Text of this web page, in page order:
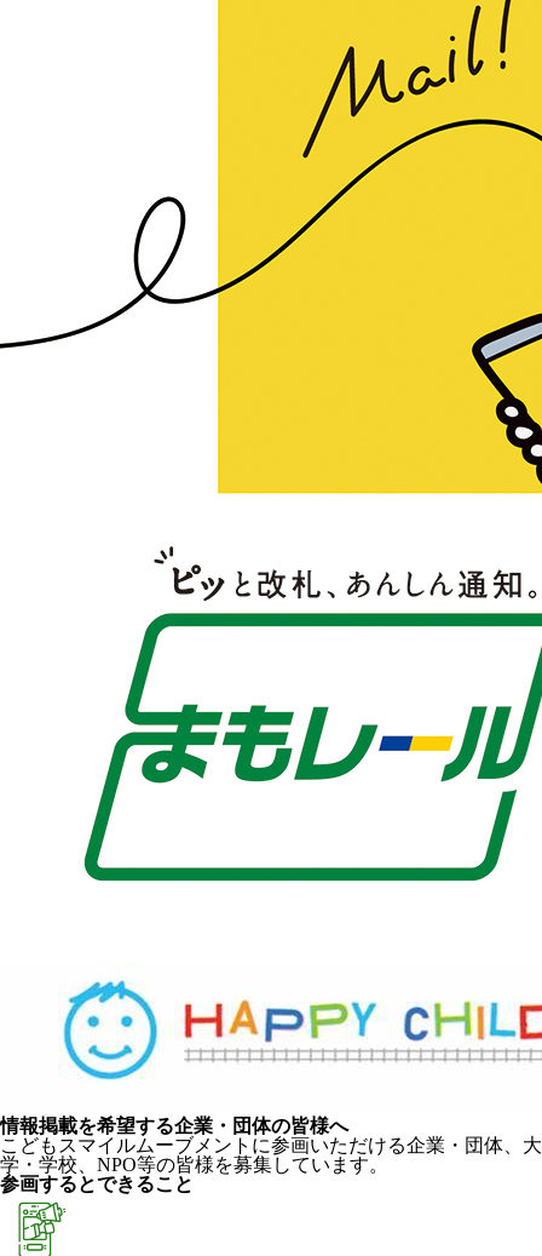
情報掲載を希望する企業・団体の皆様へ
こどもスマイルムーブメントに参画いただける企業・団体、大
学・学校、NPO等の皆様を募集しています。
参画するとできること